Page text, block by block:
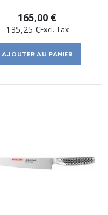
165,00 €
135,25 €
AJOUTER AU PANIER